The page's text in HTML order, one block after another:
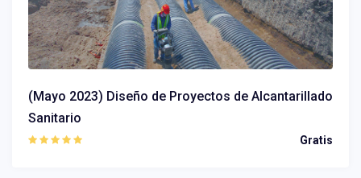
(Mayo 2023) Diseño de Proyectos de Alcantarillado
Sanitario
Gratis